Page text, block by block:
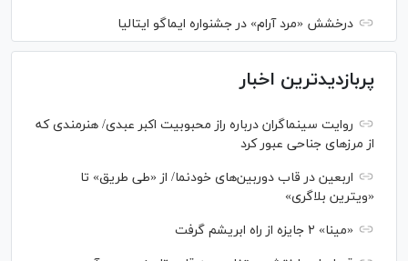
درخشش «مرد آرام» در جشنواره ایماگو ایتالیا
پربازدیدترین اخبار
روایت سینماگران درباره راز محبوبیت اکبر عبدی/ هنرمندی که
از مرزهای جناحی عبور کرد
اربعین در قاب دوربین‌های خودنما/ از «طی طریق» تا
«ویترین بلاگری»
«مینا» ۲ جایزه از راه ابریشم گرفت